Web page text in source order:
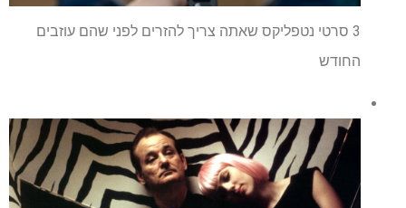
3 סרטי נטפליקס שאתה צריך להזרים לפני שהם עוזבים
החודש